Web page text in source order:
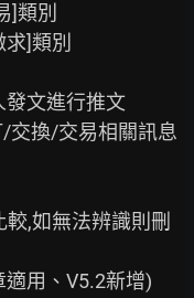
]類別
]類別
發文進行推文
交換/交易相關訊息
,如無法辨識則刪